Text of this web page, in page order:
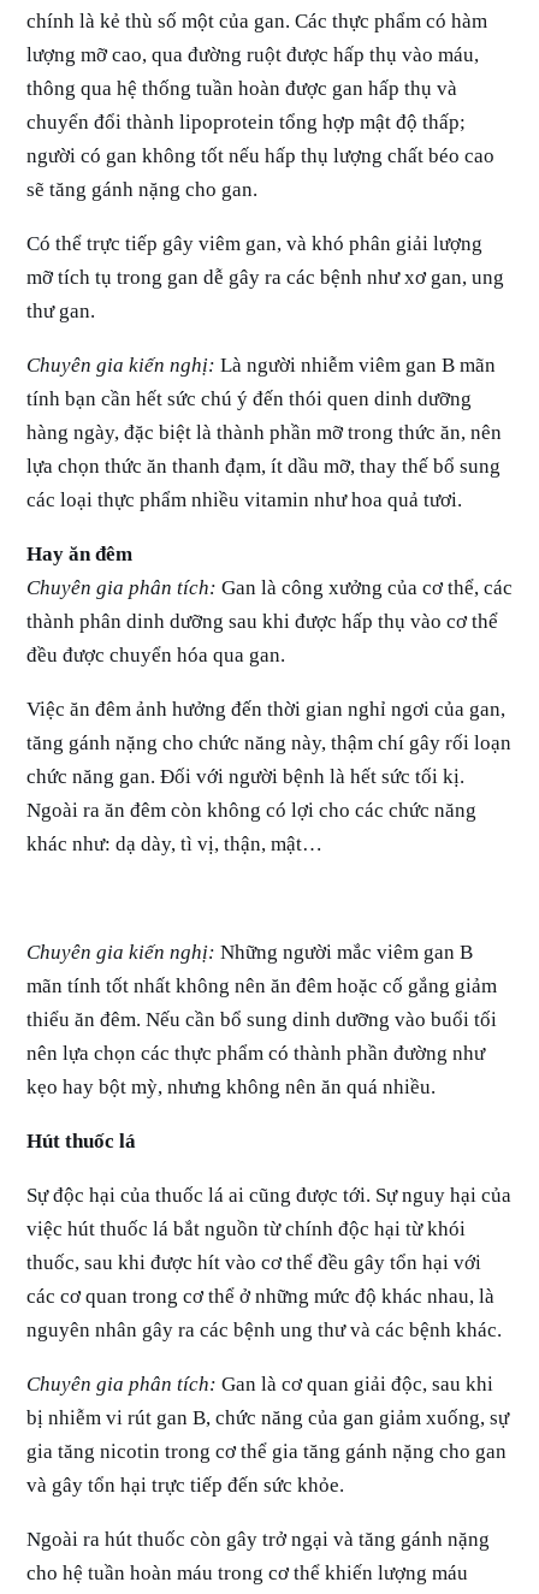
chính là kẻ thù số một của gan. Các thực phẩm có hàm
lượng mỡ cao, qua đường ruột được hấp thụ vào máu,
thông qua hệ thống tuần hoàn được gan hấp thụ và
chuyển đổi thành lipoprotein tổng hợp mật độ thấp;
người có gan không tốt nếu hấp thụ lượng chất béo cao
sẽ tăng gánh nặng cho gan.
Có thể trực tiếp gây viêm gan, và khó phân giải lượng
mỡ tích tụ trong gan dễ gây ra các bệnh như xơ gan, ung
thư gan.
Chuyên gia kiến nghị: Là người nhiễm viêm gan B mãn
tính bạn cần hết sức chú ý đến thói quen dinh dưỡng
hàng ngày, đặc biệt là thành phần mỡ trong thức ăn, nên
lựa chọn thức ăn thanh đạm, ít dầu mỡ, thay thế bổ sung
các loại thực phẩm nhiều vitamin như hoa quả tươi.
Hay ăn đêm
Chuyên gia phân tích: Gan là công xưởng của cơ thể, các
thành phân dinh dưỡng sau khi được hấp thụ vào cơ thể
đều được chuyển hóa qua gan.
Việc ăn đêm ảnh hưởng đến thời gian nghỉ ngơi của gan,
tăng gánh nặng cho chức năng này, thậm chí gây rối loạn
chức năng gan. Đối với người bệnh là hết sức tối kị.
Ngoài ra ăn đêm còn không có lợi cho các chức năng
khác như: dạ dày, tì vị, thận, mật…
Chuyên gia kiến nghị: Những người mắc viêm gan B
mãn tính tốt nhất không nên ăn đêm hoặc cố gắng giảm
thiểu ăn đêm. Nếu cần bổ sung dinh dưỡng vào buổi tối
nên lựa chọn các thực phẩm có thành phần đường như
kẹo hay bột mỳ, nhưng không nên ăn quá nhiều.
Hút thuốc lá
Sự độc hại của thuốc lá ai cũng được tới. Sự nguy hại của
việc hút thuốc lá bắt nguồn từ chính độc hại từ khói
thuốc, sau khi được hít vào cơ thể đều gây tổn hại với
các cơ quan trong cơ thể ở những mức độ khác nhau, là
nguyên nhân gây ra các bệnh ung thư và các bệnh khác.
Chuyên gia phân tích: Gan là cơ quan giải độc, sau khi
bị nhiễm vi rút gan B, chức năng của gan giảm xuống, sự
gia tăng nicotin trong cơ thể gia tăng gánh nặng cho gan
và gây tổn hại trực tiếp đến sức khỏe.
Ngoài ra hút thuốc còn gây trở ngại và tăng gánh nặng
cho hệ tuần hoàn máu trong cơ thể khiến lượng máu